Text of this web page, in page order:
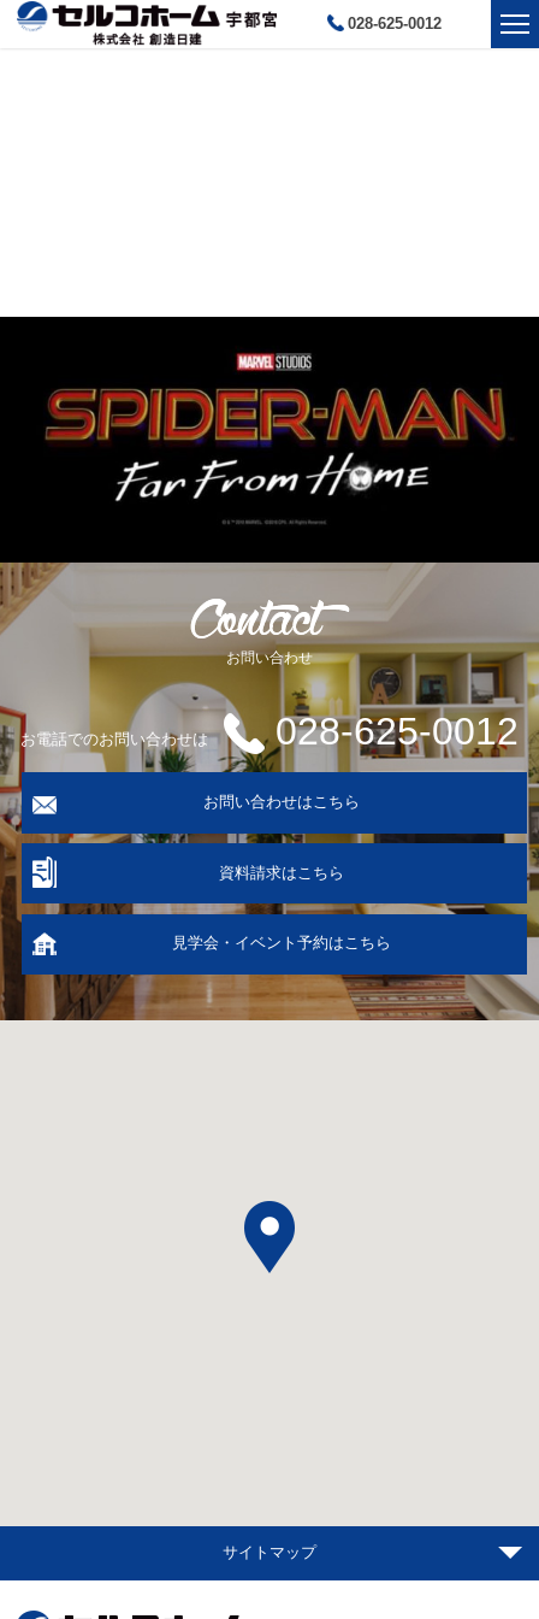
028-625-0012
お問い合わせ
お電話でのお問い合わせは 028-625-0012
お問い合わせはこちら
資料請求はこちら
見学会・イベント予約はこちら
サイトマップ